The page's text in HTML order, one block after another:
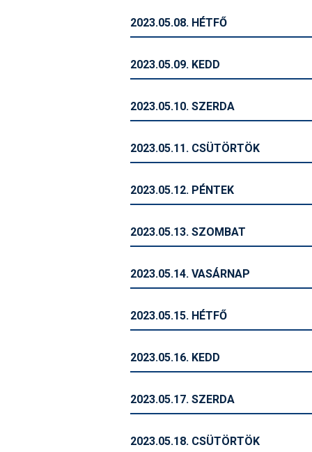
2023.05.08. HÉTFŐ
2023.05.09. KEDD
2023.05.10. SZERDA
2023.05.11. CSÜTÖRTÖK
2023.05.12. PÉNTEK
2023.05.13. SZOMBAT
2023.05.14. VASÁRNAP
2023.05.15. HÉTFŐ
2023.05.16. KEDD
2023.05.17. SZERDA
2023.05.18. CSÜTÖRTÖK